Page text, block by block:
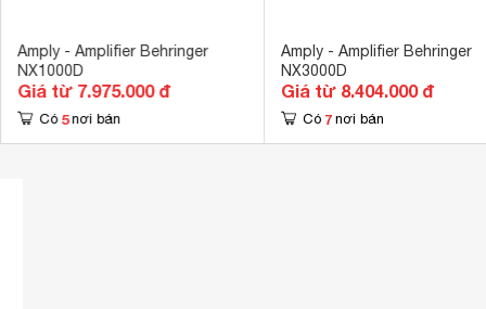
Amply - Amplifier Behringer
NX1000D
Giá từ 7.975.000 đ
Có 5 nơi bán
Amply - Amplifier Behringer
NX3000D
Giá từ 8.404.000 đ
Có 7 nơi bán